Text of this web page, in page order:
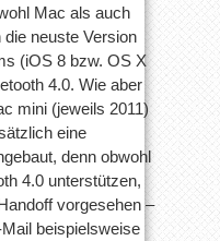
Mac als auch
neuste Version
(iOS 8 bzw. OS X
4.0. Wie aber
mini (jeweils 2011)
eine
denn obwohl
4.0 unterstützen,
vorgesehen –
beispielsweise